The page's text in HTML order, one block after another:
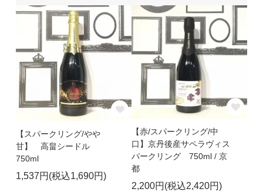
【スパークリング/やや
甘】 高畠シードル
750ml
1,537円(税込1,690円)
【赤/スパークリング/中
口】京丹後産サペラヴィス
パークリング 750ml / 京
都
2,200円(税込2,420円)